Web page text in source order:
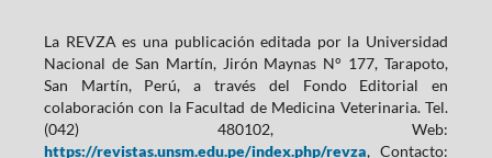
La REVZA es una publicación editada por la Universidad
Nacional de San Martín, Jirón Maynas N° 177, Tarapoto,
San Martín, Perú, a través del Fondo Editorial en
colaboración con la Facultad de Medicina Veterinaria. Tel.
(042) 480102, Web:
https://revistas.unsm.edu.pe/index.php/revza, Contacto: